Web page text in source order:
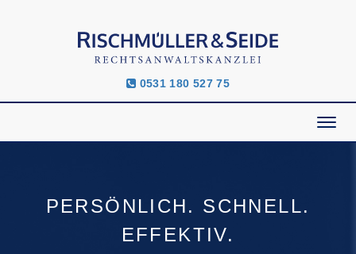
0531 180 527 75
PERSÖNLICH. SCHNELL.
EFFEKTIV.